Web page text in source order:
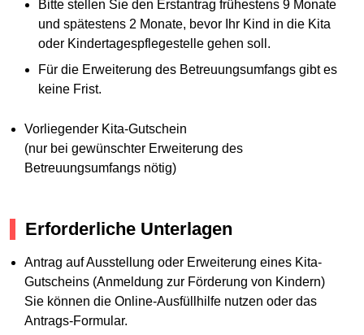
Bitte stellen Sie den Erstantrag frühestens 9 Monate
und spätestens 2 Monate, bevor Ihr Kind in die Kita
oder Kindertagespflegestelle gehen soll.
Für die Erweiterung des Betreuungsumfangs gibt es
keine Frist.
Vorliegender Kita-Gutschein
(nur bei gewünschter Erweiterung des
Betreuungsumfangs nötig)
Erforderliche Unterlagen
Antrag auf Ausstellung oder Erweiterung eines Kita-
Gutscheins (Anmeldung zur Förderung von Kindern)
Sie können die Online-Ausfüllhilfe nutzen oder das
Antrags-Formular.